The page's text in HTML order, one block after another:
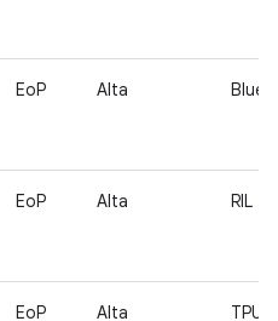
EoP Alta
EoP Alta RIL
EoP Alta TPU